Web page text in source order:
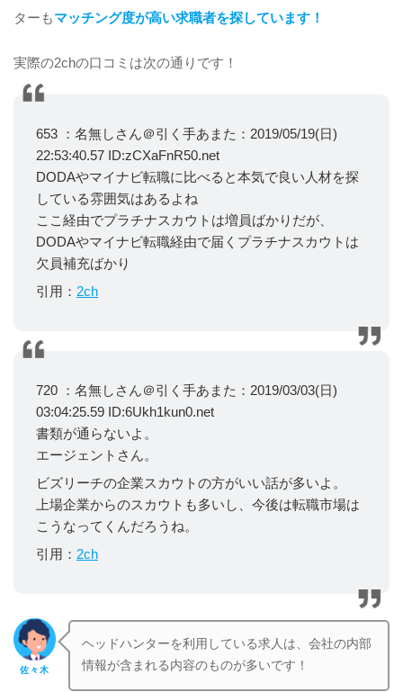
ターもマッチング度が高い求職者を探しています！
実際の2chの口コミは次の通りです！
653 ：名無しさん＠引く手あまた：2019/05/19(日)
22:53:40.57 ID:zCXaFnR50.net
DODAやマイナビ転職に比べると本気で良い人材を探
している雰囲気はあるよね
ここ経由でプラチナスカウトは増員ばかりだが、
DODAやマイナビ転職経由で届くプラチナスカウトは
欠員補充ばかり
引用： 2ch
720 ：名無しさん＠引く手あまた：2019/03/03(日)
03:04:25.59 ID:6Ukh1kun0.net
書類が通らないよ。
エージェントさん。
ビズリーチの企業スカウトの方がいい話が多いよ。
上場企業からのスカウトも多いし、今後は転職市場は
こうなってくんだろうね。
引用： 2ch
佐々木
ヘッドハンターを利用している求人は、会社の内部
情報が含まれる内容のものが多いです！